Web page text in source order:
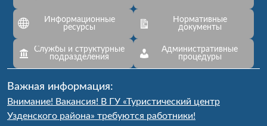
Информационные
ресурсы
Нормативные
документы
Службы и структурные
подразделения
Административные
процедуры
Важная информация:
Внимание! Вакансия! В ГУ «Туристический центр
Узденского района» требуются работники!